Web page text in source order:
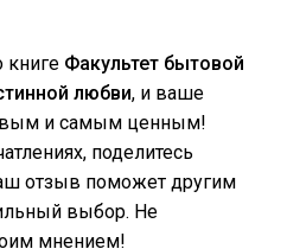
книге Факультет бытовой
любви, и ваше
и самым ценным!
поделитесь
отзыв поможет другим
выбор. Не
мнением!